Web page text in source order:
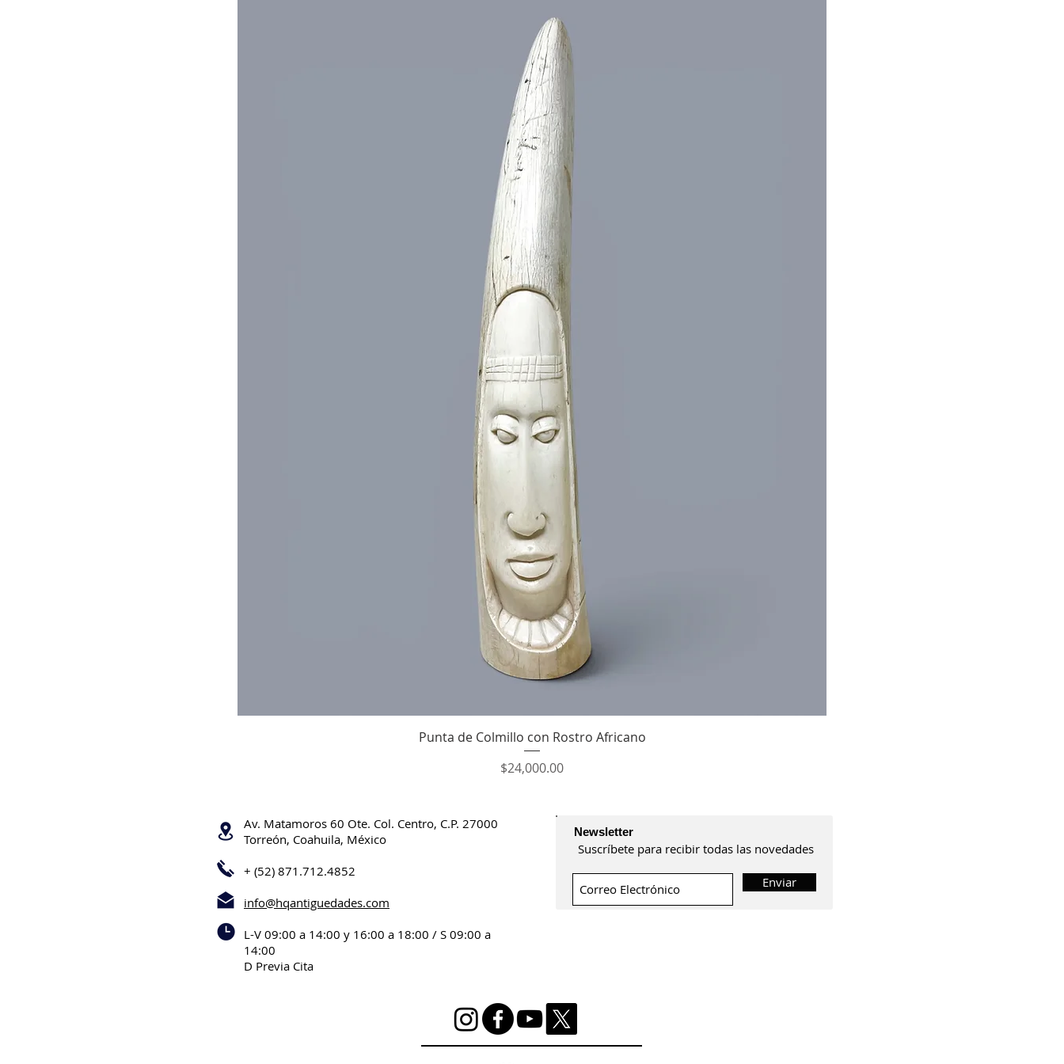
Vista rápida
Punta de Colmillo con Rostro Africano
Precio
$24,000.00
Av. Matamoros 60 Ote. Col. Centro, C.P. 27000
Torreón, Coahuila, México
+ (52) 871.712.4852
info@hqantiguedades.com
L-V 09:00 a 14:00 y 16:00 a 18:00 / S 09:00 a
14:00
D Previa Cita
Newsletter
Suscríbete para recibir todas las novedades
Enviar